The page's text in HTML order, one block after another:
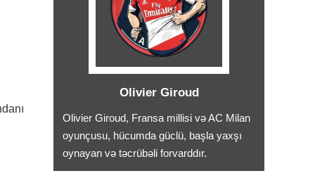
Olivier Giroud
Olivier Giroud, Fransa millisi və AC Milan
oyunçusu, hücumda güclü, başla yaxşı
oynayan və təcrübəli forvarddır.